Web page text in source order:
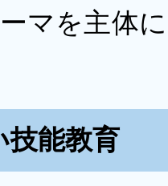
マを主体
技能教育